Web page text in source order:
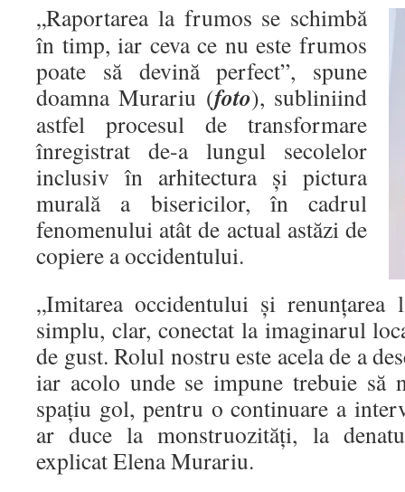
„Raportarea la frumos se schimbă
în timp, iar ceva ce nu este frumos
poate să devină perfect”, spune
doamna Murariu (foto), subliniind
astfel procesul de transformare
înregistrat de-a lungul secolelor
inclusiv în arhitectura și pictura
murală a bisericilor, în cadrul
fenomenului atât de actual astăzi de
copiere a occidentului.
„Imitarea occidentului și
simplu, clar, conectat la imaginarul
de gust. Rolul nostru este acela de a
iar acolo unde se impune trebuie să
spațiu gol, pentru o continuare a
ar duce la monstruozități, la
explicat Elena Murariu.